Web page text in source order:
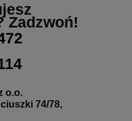
Zadzwoń!
o.o.
74/78,